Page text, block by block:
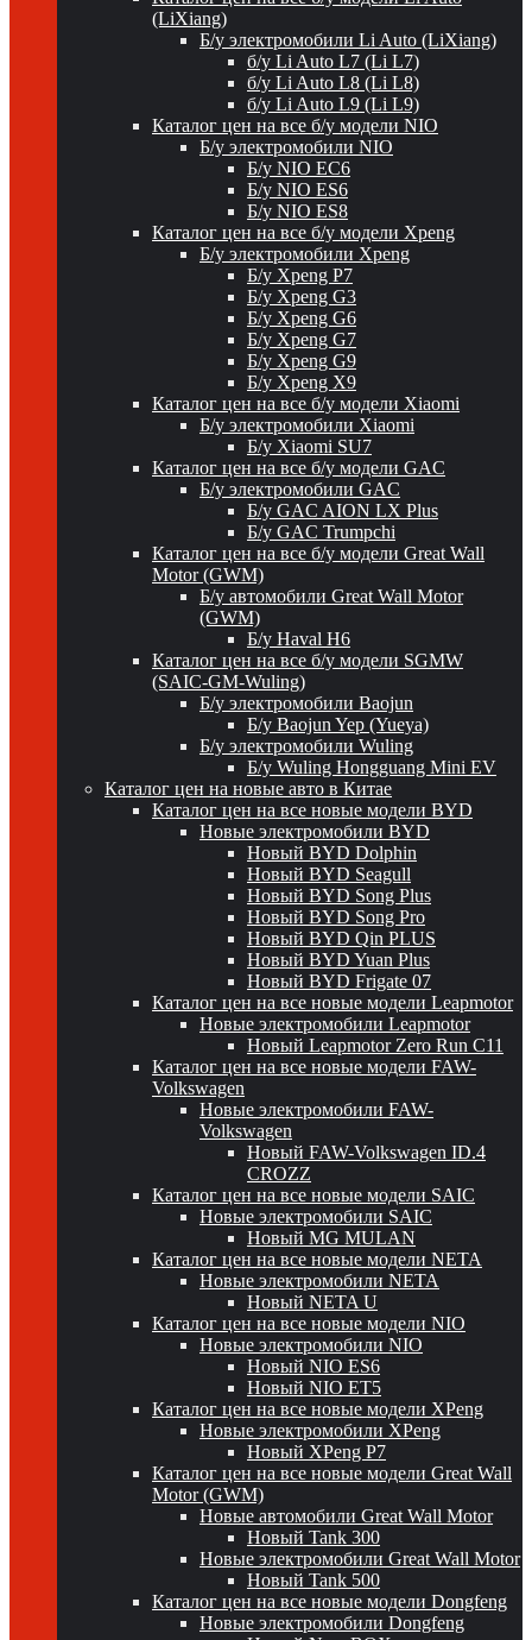
(LiXiang)
Б/у электромобили Li Auto (LiXiang)
б/у Li Auto L7 (Li L7)
б/у Li Auto L8 (Li L8)
б/у Li Auto L9 (Li L9)
Каталог цен на все б/у модели NIO
Б/у электромобили NIO
Б/у NIO EC6
Б/у NIO ES6
Б/у NIO ES8
Каталог цен на все б/у модели Xpeng
Б/у электромобили Xpeng
Б/у Xpeng P7
Б/у Xpeng G3
Б/у Xpeng G6
Б/у Xpeng G7
Б/у Xpeng G9
Б/у Xpeng X9
Каталог цен на все б/у модели Xiaomi
Б/у электромобили Xiaomi
Б/у Xiaomi SU7
Каталог цен на все б/у модели GAC
Б/у электромобили GAC
Б/у GAC AION LX Plus
Б/у GAC Trumpchi
Каталог цен на все б/у модели Great Wall
Motor (GWM)
Б/у автомобили Great Wall Motor
(GWM)
Б/у Haval H6
Каталог цен на все б/у модели SGMW
(SAIC-GM-Wuling)
Б/у электромобили Baojun
Б/у Baojun Yep (Yueya)
Б/у электромобили Wuling
Б/у Wuling Hongguang Mini EV
Каталог цен на новые авто в Китае
Каталог цен на все новые модели BYD
Новые электромобили BYD
Новый BYD Dolphin
Новый BYD Seagull
Новый BYD Song Plus
Новый BYD Song Pro
Новый BYD Qin PLUS
Новый BYD Yuan Plus
Новый BYD Frigate 07
Каталог цен на все новые модели Leapmotor
Новые электромобили Leapmotor
Новый Leapmotor Zero Run C11
Каталог цен на все новые модели FAW-
Volkswagen
Новые электромобили FAW-
Volkswagen
Новый FAW-Volkswagen ID.4
CROZZ
Каталог цен на все новые модели SAIC
Новые электромобили SAIC
Новый MG MULAN
Каталог цен на все новые модели NETA
Новые электромобили NETA
Новый NETA U
Каталог цен на все новые модели NIO
Новые электромобили NIO
Новый NIO ES6
Новый NIO ET5
Каталог цен на все новые модели XPeng
Новые электромобили XPeng
Новый XPeng P7
Каталог цен на все новые модели Great Wall
Motor (GWM)
Новые автомобили Great Wall Motor
Новый Tank 300
Новые электромобили Great Wall Motor
Новый Tank 500
Каталог цен на все новые модели Dongfeng
Новые электромобили Dongfeng